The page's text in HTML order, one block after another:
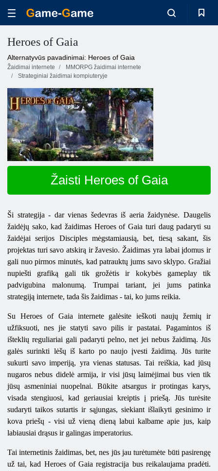
Heroes of Gaia
Alternatyvūs pavadinimai: Heroes of Gaia
Žaidimai internete
MMORPG žaidimai internete
Strateginiai žaidimai kompiuteryje
Žaisti Heroes of Gaia
Ši strategija - dar vienas šedevras iš aeria žaidynėse. Daugelis
žaidėjų sako, kad žaidimas Heroes of Gaia turi daug padaryti su
žaidėjai serijos Disciples mėgstamiausią, bet, tiesą sakant, šis
projektas turi savo atskirą ir žavesio. Žaidimas yra labai įdomus ir
gali nuo pirmos minutės, kad patrauktų jums savo sklypo. Gražiai
nupiešti grafiką gali tik grožėtis ir kokybės gameplay tik
padvigubina malonumą. Trumpai tariant, jei jums patinka
strategiją internete, tada šis žaidimas - tai, ko jums reikia.
Su Heroes of Gaia internete galėsite ieškoti naujų žemių ir
užfiksuoti, nes jie statyti savo pilis ir pastatai. Pagamintos iš
išteklių reguliariai gali padaryti pelno, net jei nebus žaidimą. Jūs
galės surinkti lėšų iš karto po naujo įvesti žaidimą. Jūs turite
sukurti savo imperiją, yra vienas statusas. Tai reiškia, kad jūsų
nugaros nebus didelė armija, ir visi jūsų laimėjimai bus vien tik
jūsų asmeniniai nuopelnai. Būkite atsargus ir protingas karys,
visada stengiuosi, kad geriausiai kreiptis į priešą. Jūs turėsite
sudaryti taikos sutartis ir sąjungas, siekiant išlaikyti gesinimo ir
kova priešų - visi už vieną dieną labui kalbame apie jus, kaip
labiausiai drąsus ir galingas imperatorius.
Tai internetinis žaidimas, bet, nes jūs jau turėtumėte būti pasirengę
už tai, kad Heroes of Gaia registracija bus reikalaujama pradėti.